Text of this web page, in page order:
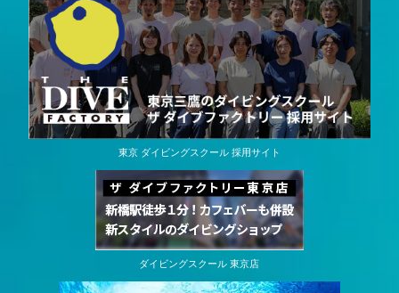
東京 ダイビングスクール 採用サイト
ダイビングスクール 東京店